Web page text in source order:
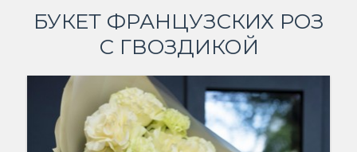
БУКЕТ ФРАНЦУЗСКИХ РОЗ
С ГВОЗДИКОЙ